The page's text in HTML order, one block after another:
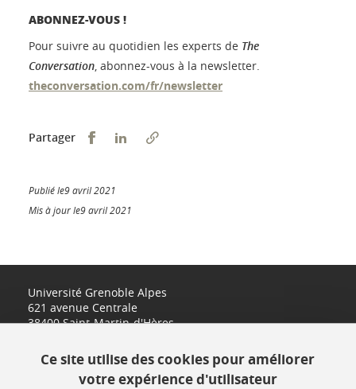
ABONNEZ-VOUS !
Pour suivre au quotidien les experts de The
Conversation , abonnez-vous à la newsletter.
theconversation.com/fr/newsletter
Partager Partager sur Facebook
Partager sur LinkedIn
Publié le9 avril 2021
Mis à jour le9 avril 2021
Université Grenoble Alpes
621 avenue Centrale
38400 Saint-Martin-d'Hères
Ce site utilise des cookies pour améliorer
votre expérience d'utilisateur